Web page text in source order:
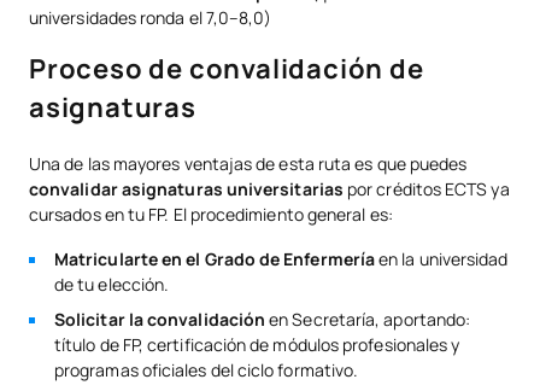
universidades ronda el 7,0–8,0)
Proceso de convalidación de
asignaturas
Una de las mayores ventajas de esta ruta es que puedes
convalidar asignaturas universitarias por créditos ECTS ya
cursados en tu FP. El procedimiento general es:
Matricularte en el Grado de Enfermeríaen la universidad
de tu elección.
Solicitar la convalidación en Secretaría, aportando:
título de FP, certificación de módulos profesionales y
programas oficiales del ciclo formativo.